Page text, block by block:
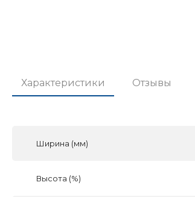
Характеристики Отзывы
Ширина (мм)
Высота (%)